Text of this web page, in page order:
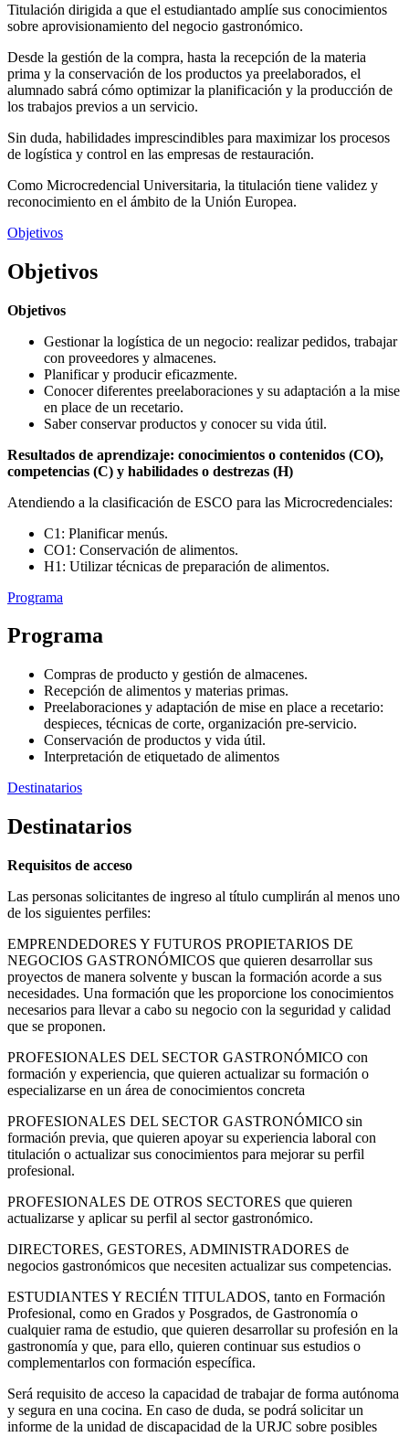
Titulación dirigida a que el estudiantado amplíe sus conocimientos
sobre aprovisionamiento del negocio gastronómico.
Desde la gestión de la compra, hasta la recepción de la materia
prima y la conservación de los productos ya preelaborados, el
alumnado sabrá cómo optimizar la planificación y la producción de
los trabajos previos a un servicio.
Sin duda, habilidades imprescindibles para maximizar los procesos
de logística y control en las empresas de restauración.
Como Microcredencial Universitaria, la titulación tiene validez y
reconocimiento en el ámbito de la Unión Europea.
Objetivos
Objetivos
Objetivos
Gestionar la logística de un negocio: realizar pedidos, trabajar
con proveedores y almacenes.
Planificar y producir eficazmente.
Conocer diferentes preelaboraciones y su adaptación a la mise
en place de un recetario.
Saber conservar productos y conocer su vida útil.
Resultados de aprendizaje: conocimientos o contenidos (CO),
competencias (C) y habilidades o destrezas (H)
Atendiendo a la clasificación de ESCO para las Microcredenciales:
C1: Planificar menús.
CO1: Conservación de alimentos.
H1: Utilizar técnicas de preparación de alimentos.
Programa
Programa
Compras de producto y gestión de almacenes.
Recepción de alimentos y materias primas.
Preelaboraciones y adaptación de mise en place a recetario:
despieces, técnicas de corte, organización pre-servicio.
Conservación de productos y vida útil.
Interpretación de etiquetado de alimentos
Destinatarios
Destinatarios
Requisitos de acceso
Las personas solicitantes de ingreso al título cumplirán al menos uno
de los siguientes perfiles:
EMPRENDEDORES Y FUTUROS PROPIETARIOS DE
NEGOCIOS GASTRONÓMICOS que quieren desarrollar sus
proyectos de manera solvente y buscan la formación acorde a sus
necesidades. Una formación que les proporcione los conocimientos
necesarios para llevar a cabo su negocio con la seguridad y calidad
que se proponen.
PROFESIONALES DEL SECTOR GASTRONÓMICO con
formación y experiencia, que quieren actualizar su formación o
especializarse en un área de conocimientos concreta
PROFESIONALES DEL SECTOR GASTRONÓMICO sin
formación previa, que quieren apoyar su experiencia laboral con
titulación o actualizar sus conocimientos para mejorar su perfil
profesional.
PROFESIONALES DE OTROS SECTORES que quieren
actualizarse y aplicar su perfil al sector gastronómico.
DIRECTORES, GESTORES, ADMINISTRADORES de
negocios gastronómicos que necesiten actualizar sus competencias.
ESTUDIANTES Y RECIÉN TITULADOS, tanto en Formación
Profesional, como en Grados y Posgrados, de Gastronomía o
cualquier rama de estudio, que quieren desarrollar su profesión en la
gastronomía y que, para ello, quieren continuar sus estudios o
complementarlos con formación específica.
Será requisito de acceso la capacidad de trabajar de forma autónoma
y segura en una cocina. En caso de duda, se podrá solicitar un
informe de la unidad de discapacidad de la URJC sobre posibles